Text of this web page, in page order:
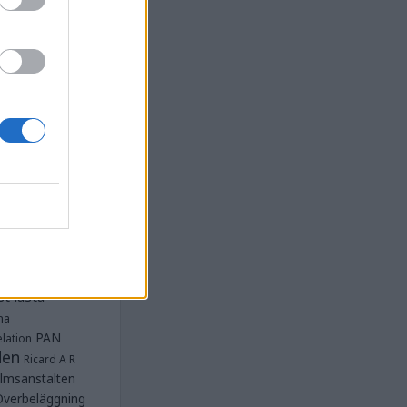
Anstalten
Anstalten
Fängelse
lästa
PAN
Ricard A R